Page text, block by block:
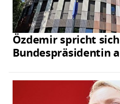
Özdemir spricht
Bundespräsidentin